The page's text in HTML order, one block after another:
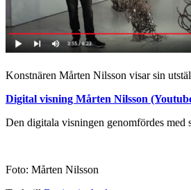
Konstnären Mårten Nilsson visar sin
Digital visning Mårten Nilsson
Den digitala visningen genomfördes med
Foto: Mårten Nilsson